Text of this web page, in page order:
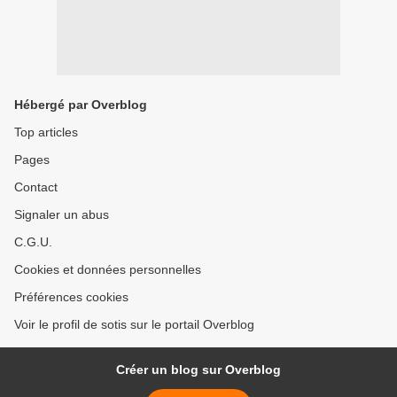
Hébergé par Overblog
Top articles
Pages
Contact
Signaler un abus
C.G.U.
Cookies et données personnelles
Préférences cookies
Voir le profil de sotis sur le portail Overblog
Créer un blog sur Overblog